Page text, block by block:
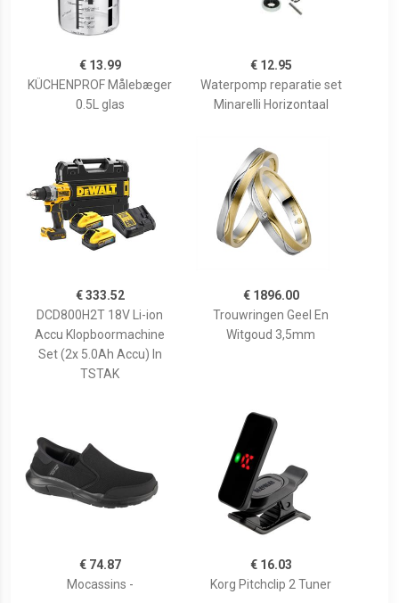
€ 13.99
KÜCHENPROF Målebæger
0.5L glas
€ 12.95
Waterpomp reparatie set
Minarelli Horizontaal
€ 333.52
DCD800H2T 18V Li-ion
Accu Klopboormachine
Set (2x 5.0Ah Accu) In
TSTAK
€ 1896.00
Trouwringen Geel En
Witgoud 3,5mm
€ 74.87
Mocassins -
€ 16.03
Korg Pitchclip 2 Tuner